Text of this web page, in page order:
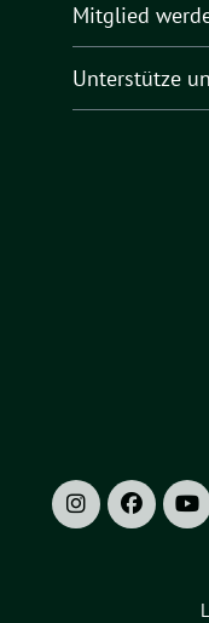
Mitglied
Unterstütze